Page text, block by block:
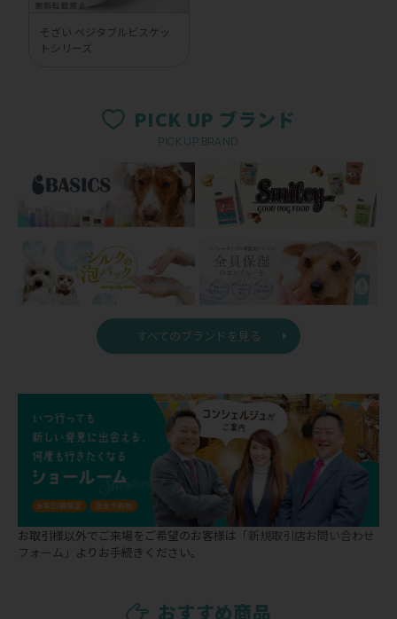
そざい ベジタブルビスケッ
トシリーズ
PICK UP ブランド
PICK UP BRAND
すべてのブランドを見る
お取引様以外でご来場をご希望のお客様は 「新規取引店お問い合わせ
フォーム」 よりお手続きください。
おすすめ商品